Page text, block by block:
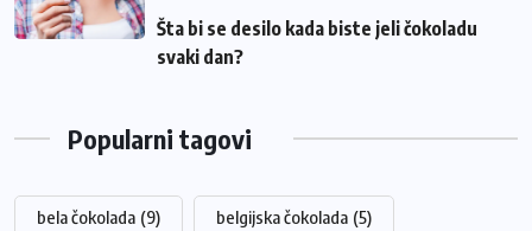
Šta bi se desilo kada biste jeli čokoladu
svaki dan?
Popularni tagovi
bela čokolada (9) belgijska čokolada (5)